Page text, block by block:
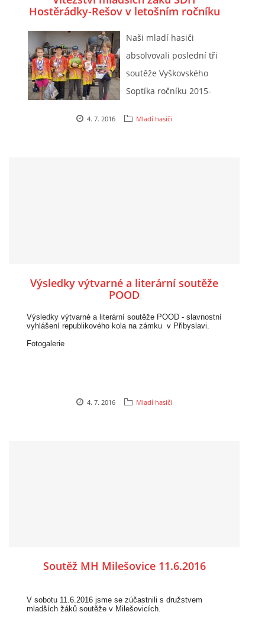
Hostěrádky-Rešov v letošním ročníku
Naši mladí hasiči
absolvovali poslední tři
soutěže Vyškovského
Soptíka ročníku 2015-
4. 7. 2016 Mladí hasiči
Výsledky výtvarné a literární soutěže
POOD
Výsledky výtvarné a literární soutěže POOD - slavnostní
vyhlášení republikového kola na zámku v Přibyslavi.
Fotogalerie
4. 7. 2016 Mladí hasiči
Soutěž MH Milešovice 11.6.2016
V sobotu 11.6.2016 jsme se zúčastnili s družstvem
mladších žáků soutěže v Milešovicích.